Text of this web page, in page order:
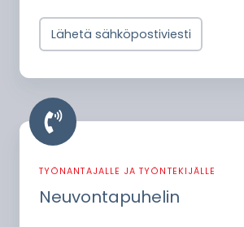
Lähetä sähköpostiviesti
Neuvontapuhelin
TYÖNANTAJALLE JA TYÖNTEKIJÄLLE
Neuvontapuhelin